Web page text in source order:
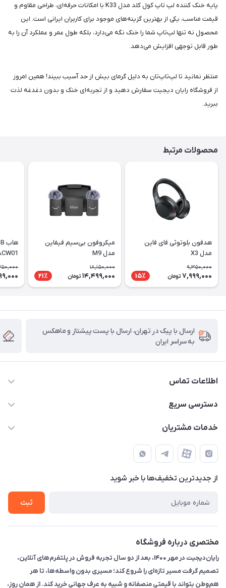
پایه خنک کننده لپ تاپ کول کلد مدل K33 با امکانات حرفه‌ای، طراحی مقاوم و
قیمت مناسب، یکی از بهترین گزینه‌های موجود برای کاربران ایرانی است. این
محصول نه تنها لپ‌تاپ شما را خنک نگه می‌دارد، بلکه طول عمر و عملکرد آن را به
طور قابل توجهی افزایش می‌دهد.
منتظر نمانید تا لپ‌تاپ‌تان به دلیل گرمای بیش از حد آسیب ببیند! همین امروز
از فروشگاه رایان دیجیت سفارش دهید و از تجربه‌ای خنک و بدون دغدغه لذت
ببرید.
محصولات مرتبط
هدفون بلوتوثی فای فاین
مدل X3
9,350,000
7,999,000 تومان 15٪
میکروفون بی‌سیم فیفاین
مدل M9
18,150,000
14,499,000 تومان 21٪
ارسال با پیک در تهران، ارسال با پست پیشتاز و ماهکس
به سراسر ایران
اطلاعات تماس
۰۲۱91095320 - 09120057355 - 09915561288
حضوری از قبل با پشتیبان های فروشگاه هماهنگ کنید)
دسترسی سریع
حساب کاربری
لیست محصولات
تماس با ما
خدمات مشتریان
قوانین و مقررات
حریم خصوصی
راهنما
از جدید‌ترین تخفیف‌ها با‌ خبر شوید
ثبت
مختصری درباره فروشگاه
رایان‌دیجیت در مهر ۱۴۰۰، بعد از دو سال تجربه فروش در پلتفرم‌های آنلاین،
تصمیم گرفت مسیر تازه‌ای را شروع کند؛ مسیری بدون واسطه‌ها، تا هر
هم‌وطن بتواند با قیمتی منصفانه و شبیه به عرف جهانی خرید کند. از همان روز،